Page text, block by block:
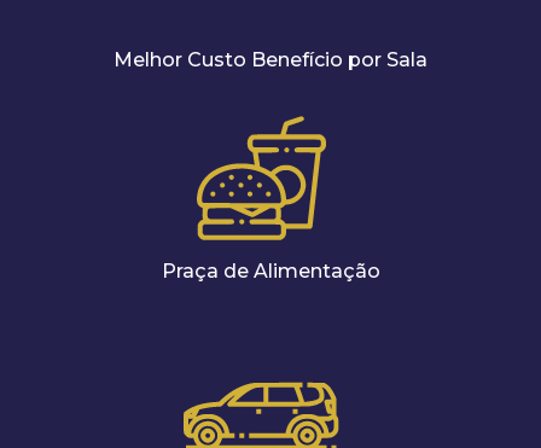
Melhor Custo Benefício por Sala
Praça de Alimentação